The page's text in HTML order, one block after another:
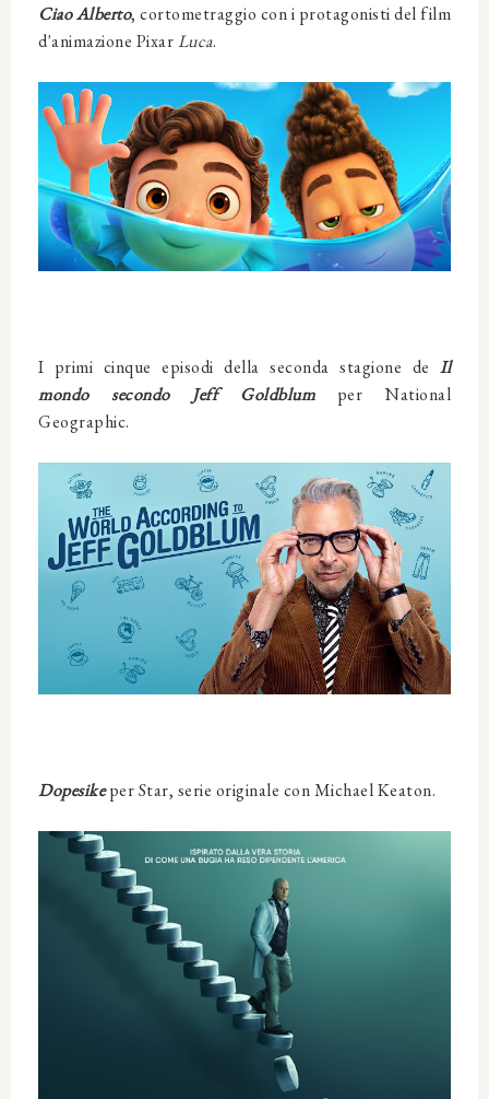
Ciao Alberto, cortometraggio con i protagonisti del film
d'animazione PixarLuca.
I primi cinque episodi della seconda stagione de Il
mondo secondo Jeff Goldblum per National
Geographic.
Dopesikeper Star, serie originale con Michael Keaton.